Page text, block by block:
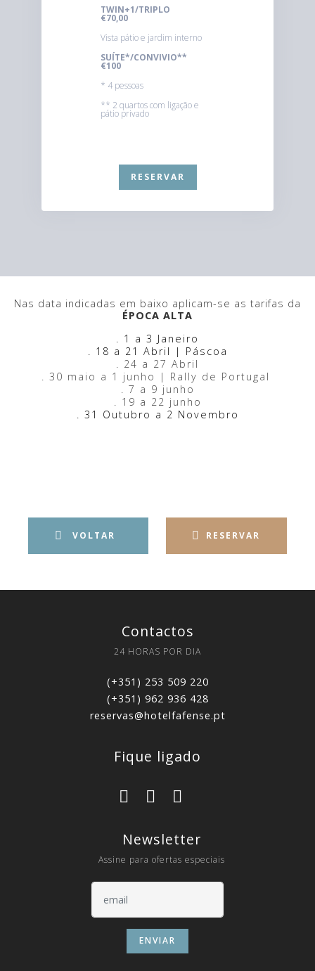
TWIN+1/TRIPLO
€70,00
Vista pátio e jardim interno
SUÍTE*/CONVIVIO**
€100
* 4 pessoas
** 2 quartos com ligação e
pátio privado
RESERVAR
Nas data indicadas em baixo aplicam-se as tarifas da
ÉPOCA ALTA
. 1 a 3 Janeiro
. 18 a 21 Abril | Páscoa
. 24 a 27 Abril
. 30 maio a 1 junho | Rally de Portugal
. 7 a 9 junho
. 19 a 22 junho
. 31 Outubro a 2 Novembro
VOLTAR RESERVAR
Contactos
24 HORAS POR DIA
(+351) 253 509 220
(+351) 962 936 428
reservas@hotelfafense.pt
Fique ligado
Newsletter
Assine para ofertas especiais
ENVIAR